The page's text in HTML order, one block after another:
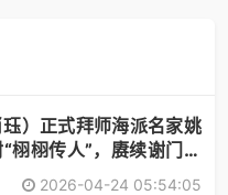
）正式拜师海派名家姚
栩栩传人”，赓续谢门艺
2026-04-24 05:54:05